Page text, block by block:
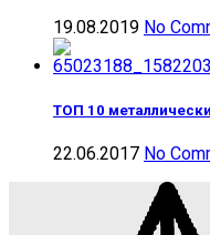
19.08.2019 No
ТОП 10
22.06.2017 No